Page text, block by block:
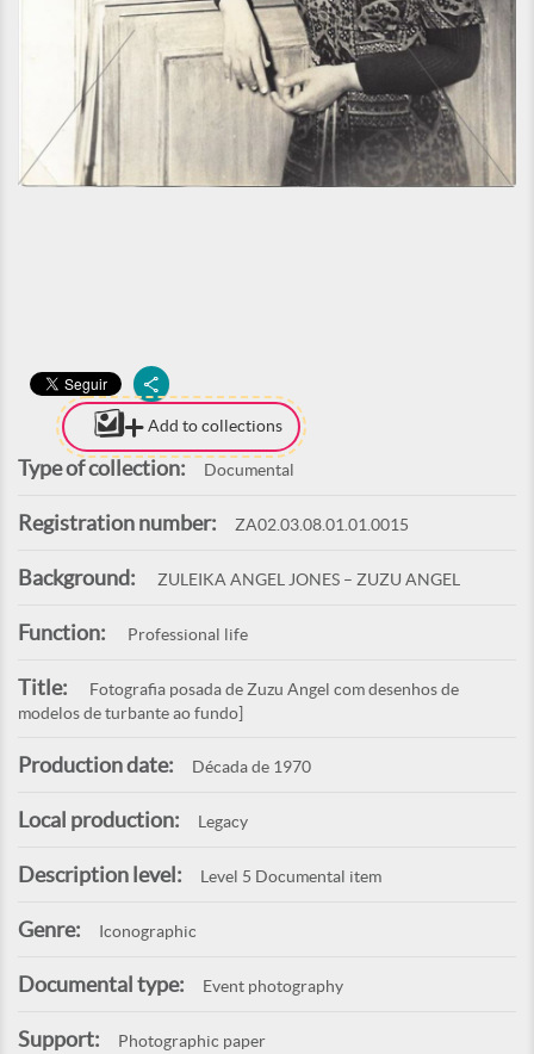
Add to collections
Type of collection: Documental
Registration number: ZA02.03.08.01.01.0015
Background: ZULEIKA ANGEL JONES – ZUZU ANGEL
Function: Professional life
Title:
Fotografia posada de Zuzu Angel com desenhos de
modelos de turbante ao fundo]
Production date: Década de 1970
Local production: Legacy
Description level: Level 5 Documental item
Genre: Iconographic
Documental type: Event photography
Support: Photographic paper